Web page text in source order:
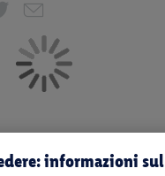
informazioni sul